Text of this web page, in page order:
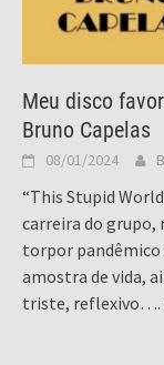
Meu disco
Bruno Capelas
08/01/2024
“This Stupid
carreira do grupo,
torpor pandêmico
amostra de vida,
triste, reflexivo….